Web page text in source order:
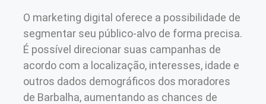
O marketing digital oferece a possibilidade de
segmentar seu público-alvo de forma precisa.
É possível direcionar suas campanhas de
acordo com a localização, interesses, idade e
outros dados demográficos dos moradores
de Barbalha, aumentando as chances de